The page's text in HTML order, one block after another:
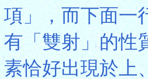
項」，而下面一
有「雙射」的性
素恰好出現於上